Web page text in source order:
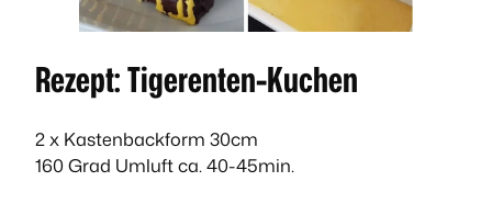
Rezept: Tigerenten-Kuchen
2 x Kastenbackform 30cm
160 Grad Umluft ca. 40-45min.